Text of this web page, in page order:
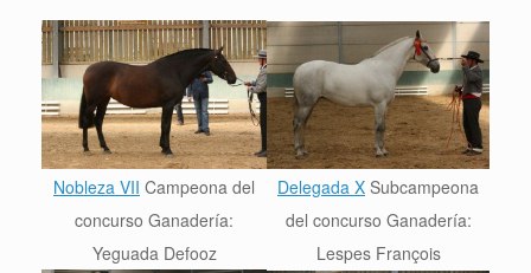
Nobleza VII Campeona del
concurso Ganadería:
Yeguada Defooz
Delegada X Subcampeona
del concurso Ganadería:
Lespes François